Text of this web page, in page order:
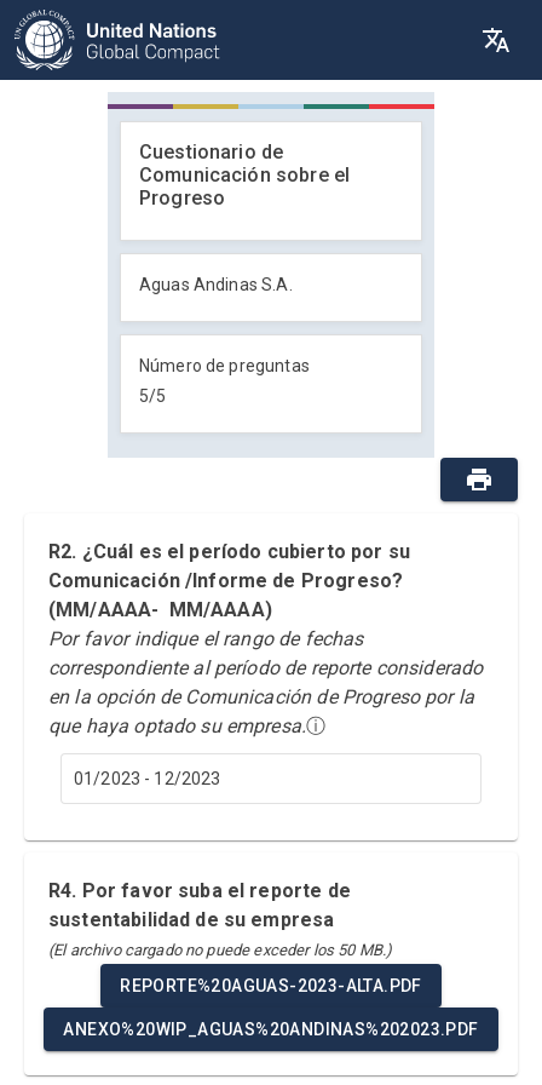
Cuestionario de
Comunicación sobre el
Progreso
Aguas Andinas S.A.
Número de preguntas
5/5
R2. ¿Cuál es el período cubierto por su
Comunicación /Informe de Progreso?
(MM/AAAA- MM/AAAA)
Por favor indique el rango de fechas
correspondiente al período de reporte considerado
en la opción de Comunicación de Progreso por la
que haya optado su empresa.ⓘ
01/2023 - 12/2023
R4. Por favor suba el reporte de
sustentabilidad de su empresa
(El archivo cargado no puede exceder los 50 MB.)
REPORTE%20AGUAS-2023-ALTA.PDF
ANEXO%20WIP_AGUAS%20ANDINAS%202023.PDF